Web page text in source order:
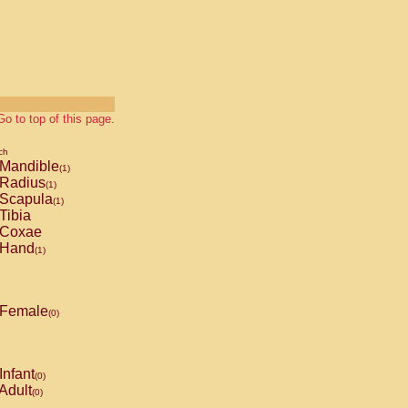
to top of this page.
Mandible(1)
Radius(1)
Scapula(1)
Tibia
Coxae
Hand(1)
Female(0)
Infant(0)
(0)